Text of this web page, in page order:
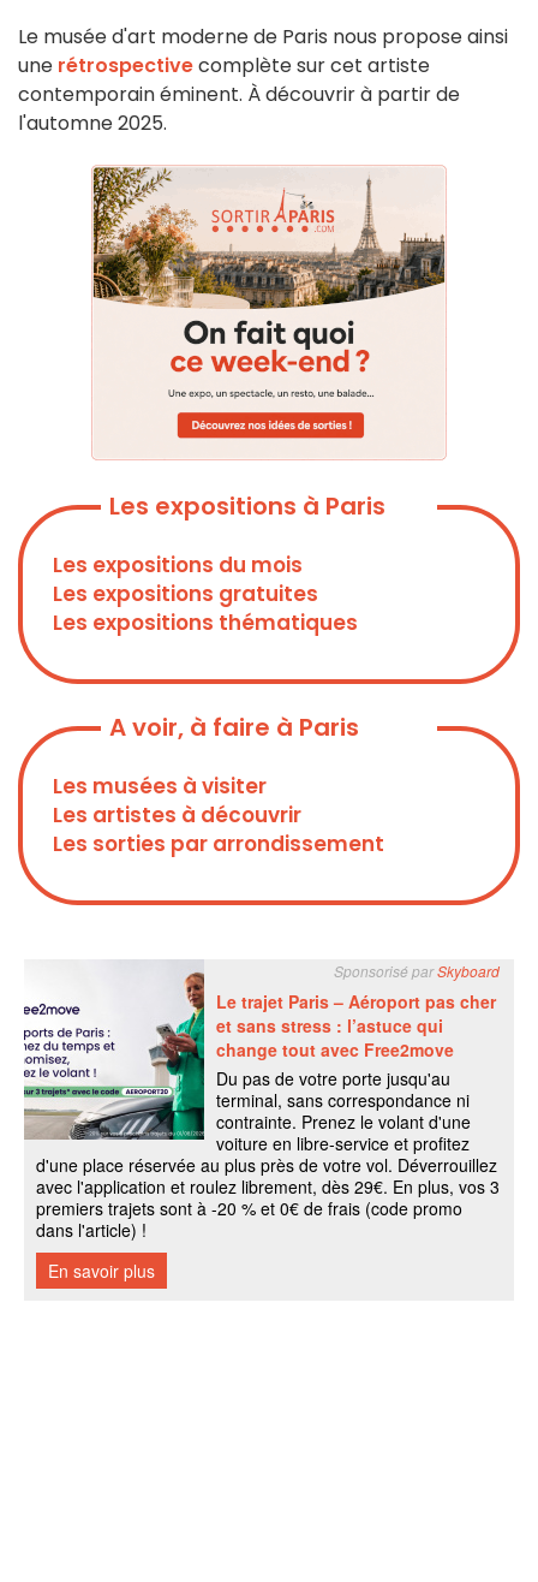
Le musée d'art moderne de Paris nous propose ainsi
une rétrospectivecomplète sur cet artiste
contemporain éminent. À découvrir à partir de
l'automne 2025.
Les expositions à Paris
Les expositions du mois
Les expositions gratuites
Les expositions thématiques
A voir, à faire à Paris
Les musées à visiter
Les artistes à découvrir
Les sorties par arrondissement